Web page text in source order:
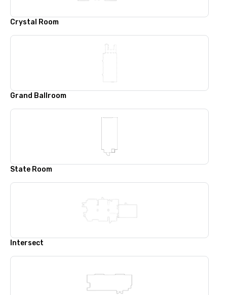
Crystal Room
Grand Ballroom
State Room
Intersect